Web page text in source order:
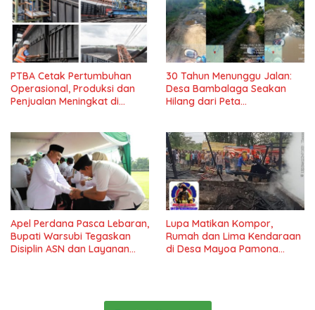
PTBA Cetak Pertumbuhan
Operasional, Produksi dan
Penjualan Meningkat di
30 Tahun Menunggu Jalan:
Desa Bambalaga Seakan
Hilang dari Peta
Apel Perdana Pasca Lebaran,
Bupati Warsubi Tegaskan
Disiplin ASN dan Layanan
Lupa Matikan Kompor,
Rumah dan Lima Kendaraan
di Desa Mayoa Pamona